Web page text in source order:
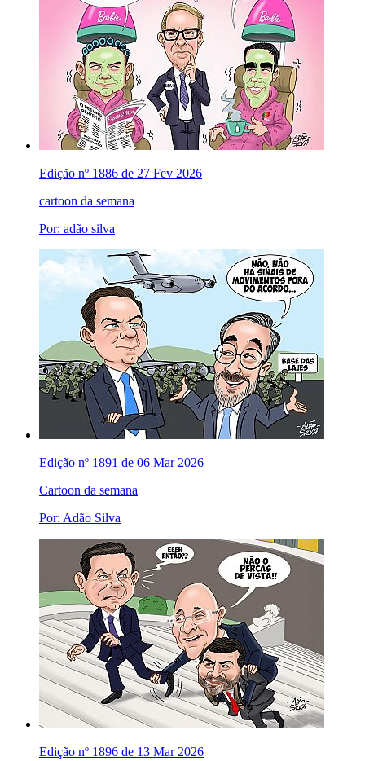
Edição nº 1886 de 27 Fev 2026
cartoon da semana
Por: adão silva
Edição nº 1891 de 06 Mar 2026
Cartoon da semana
Por: Adão Silva
Edição nº 1896 de 13 Mar 2026